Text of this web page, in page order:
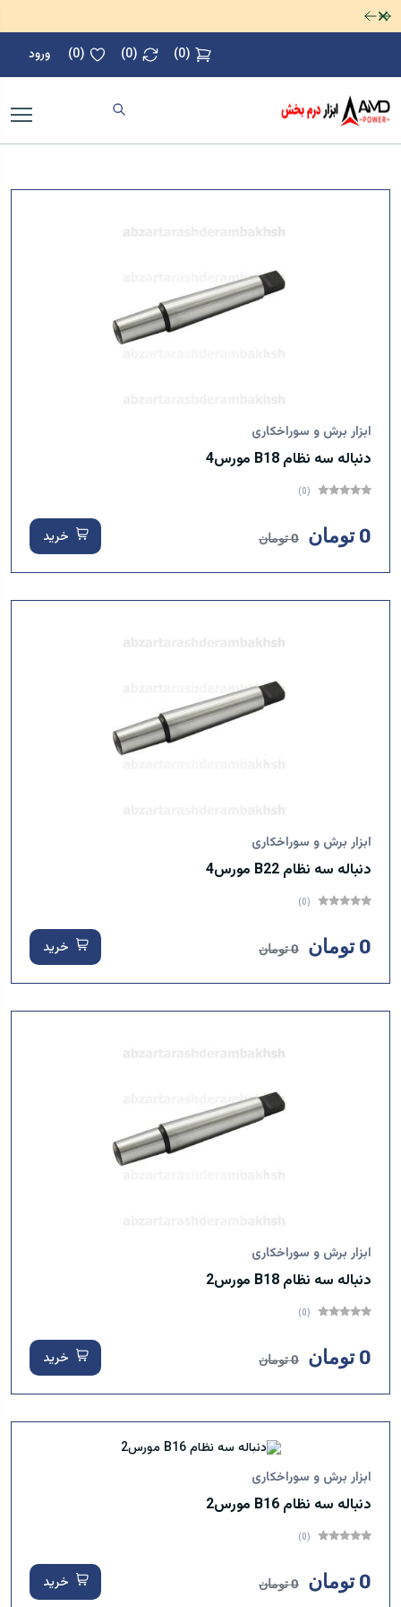
رد کردن
(
0
)
(
0
)
(
0
) ورود
ابزار برش و سوراخکاری
دنباله سه نظام B18 مورس4
(0)
0 تومان 0 تومان خرید
ابزار برش و سوراخکاری
دنباله سه نظام B22 مورس4
(0)
0 تومان 0 تومان خرید
ابزار برش و سوراخکاری
دنباله سه نظام B18 مورس2
(0)
0 تومان 0 تومان خرید
ابزار برش و سوراخکاری
دنباله سه نظام B16 مورس2
(0)
0 تومان 0 تومان خرید